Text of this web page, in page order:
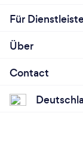
Für
Über
Contact